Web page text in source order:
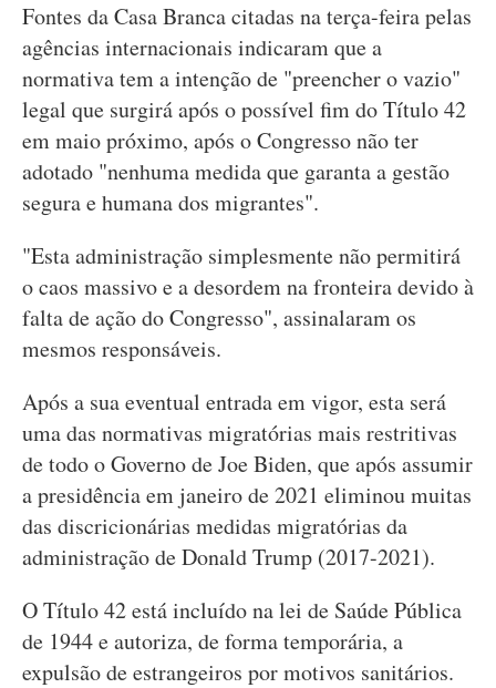
Fontes da Casa Branca citadas na terça-feira pelas
agências internacionais indicaram que a
normativa tem a intenção de "preencher o vazio"
legal que surgirá após o possível fim do Título 42
em maio próximo, após o Congresso não ter
adotado "nenhuma medida que garanta a gestão
segura e humana dos migrantes".
"Esta administração simplesmente não permitirá
o caos massivo e a desordem na fronteira devido à
falta de ação do Congresso", assinalaram os
mesmos responsáveis.
Após a sua eventual entrada em vigor, esta será
uma das normativas migratórias mais restritivas
de todo o Governo de Joe Biden, que após assumir
a presidência em janeiro de 2021 eliminou muitas
das discricionárias medidas migratórias da
administração de Donald Trump (2017-2021).
O Título 42 está incluído na lei de Saúde Pública
de 1944 e autoriza, de forma temporária, a
expulsão de estrangeiros por motivos sanitários.